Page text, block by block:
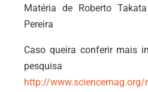
Matéria de Roberto
Pereira
Caso queira conferir mais
pesquisa
http://